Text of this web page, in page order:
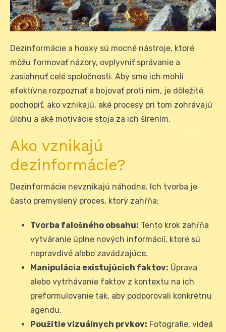
Dezinformácie a hoaxy sú mocné nástroje, ktoré
môžu formovať názory, ovplyvniť správanie a
zasiahnuť celé spoločnosti. Aby sme ich mohli
efektívne rozpoznať a bojovať proti nim, je dôležité
pochopiť, ako vznikajú, aké procesy pri tom zohrávajú
úlohu a aké motivácie stoja za ich šírením.
Ako vznikajú
dezinformácie?
Dezinformácie nevznikajú náhodne. Ich tvorba je
často premyslený proces, ktorý zahŕňa:
Tvorba falošného obsahu: Tento krok zahŕňa
vytváranie úplne nových informácií, ktoré sú
nepravdivé alebo zavádzajúce.
Manipulácia existujúcich faktov: Úprava
alebo vytrhávanie faktov z kontextu na ich
preformulovanie tak, aby podporovali konkrétnu
agendu.
Použitie vizuálnych prvkov: Fotografie, videá